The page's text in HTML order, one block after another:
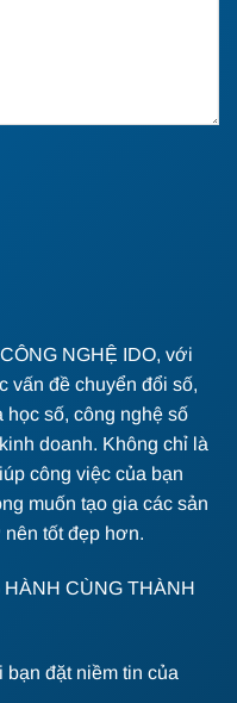
NGHỆ IDO, với
vấn đề chuyển đổi số,
số, công nghệ số
doanh. Không chỉ là
công việc của bạn
muốn tạo gia các sản
tốt đẹp hơn.
CÙNG THÀNH
đặt niềm tin của